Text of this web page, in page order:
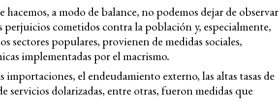
hacemos, a modo de balance, no podemos dejar de observar
perjuicios cometidos contra la población y, especialmente,
sectores populares, provienen de medidas sociales,
implementadas por el macrismo.
importaciones, el endeudamiento externo, las altas tasas de
servicios dolarizadas, entre otras, fueron medidas que